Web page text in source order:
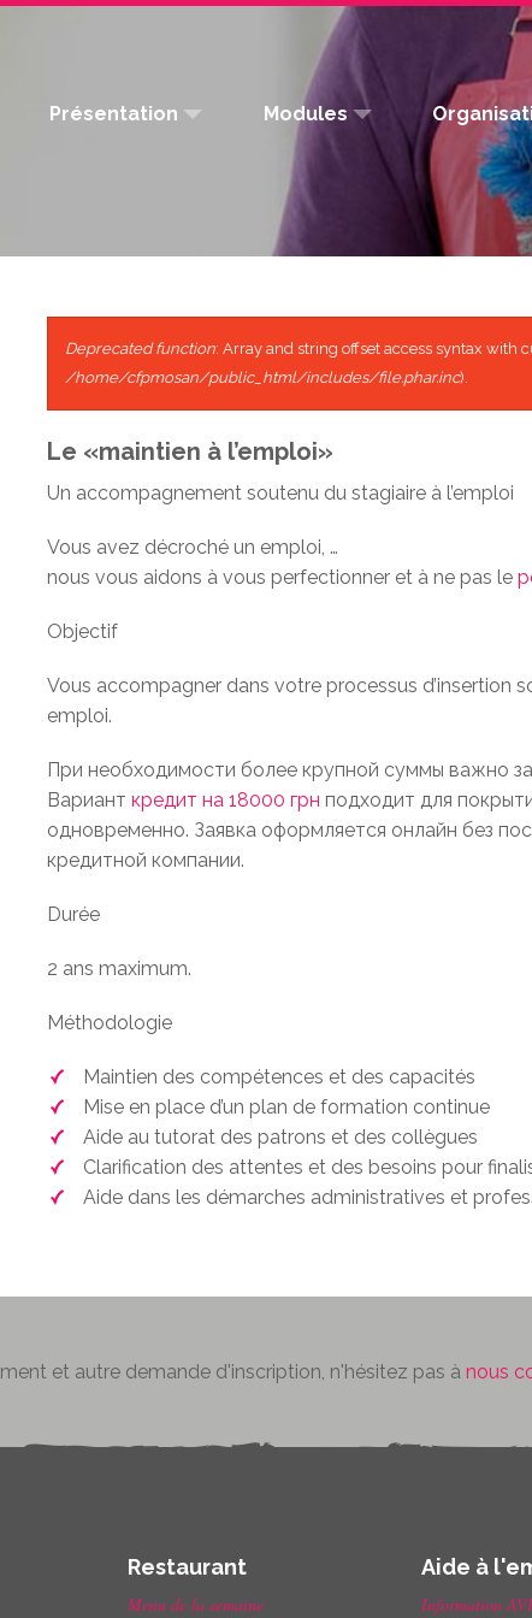
Présentation Modules
Module 1 > Orientation
Module 3 > Validation de projet
Module 4 > Formation
Module 5 > Le «maintien à
Conditions
Pour quels
Deprecated function: Array and string offset access syntax with
/home/cfpmosan/public_html/includes/file.phar.inc).
Le «maintien à l’emploi»
Un accompagnement soutenu du stagiaire à l’emploi
Vous avez décroché un emploi, …
nous vous aidons à vous perfectionner et à ne pas le
Objectif
Vous accompagner dans votre processus d’insertion
emploi.
При необходимости более крупной суммы важно
Вариант кредит на 18000 грн подходит для
одновременно. Заявка оформляется онлайн без
кредитной компании.
Durée
2 ans maximum.
Méthodologie
Maintien des compétences et des capacités
Mise en place d’un plan de formation continue
Aide au tutorat des patrons et des collègues
Clarification des attentes et des besoins pour
Aide dans les démarches administratives et
et autre demande d'inscription, n'hésitez pas à nous
Restaurant
Menu de la semaine
Aide à
Information